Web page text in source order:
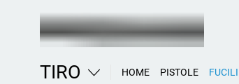
TIRO HOME PISTOLE FUCILI